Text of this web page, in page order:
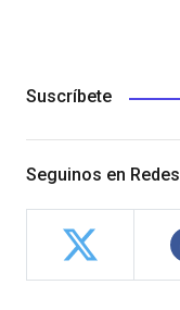
Suscríbete
Seguinos en Redes